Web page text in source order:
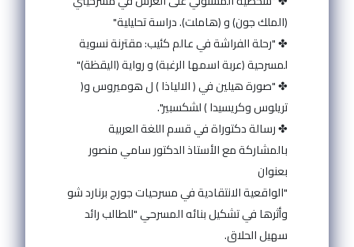
(الملك جون) و (هاملت). دراسة تحليلية"
✤ "رحلة الفراشة في عالم كئيب: مقترنة نسوية
لمسرحية (عربة اسمها الرغبة) و رواية (اليقظة)"
✤ "صورة هيلين في ( الالياذا ) ل هوميروس و(
تريلوس وكريسيدا ) لشكسبير".
✤ رسالة دكتوراة في قسم اللغة العربية
بالمشاركة مع الأستاذ الدكتور سامي منصور
بعنوان
"الواقعية الانتقادية في مسرحيات جورج برنارد شو
وأثرها في تشكيل بنائه المسرحي "للطالب رائد
سهيل الحلاق.